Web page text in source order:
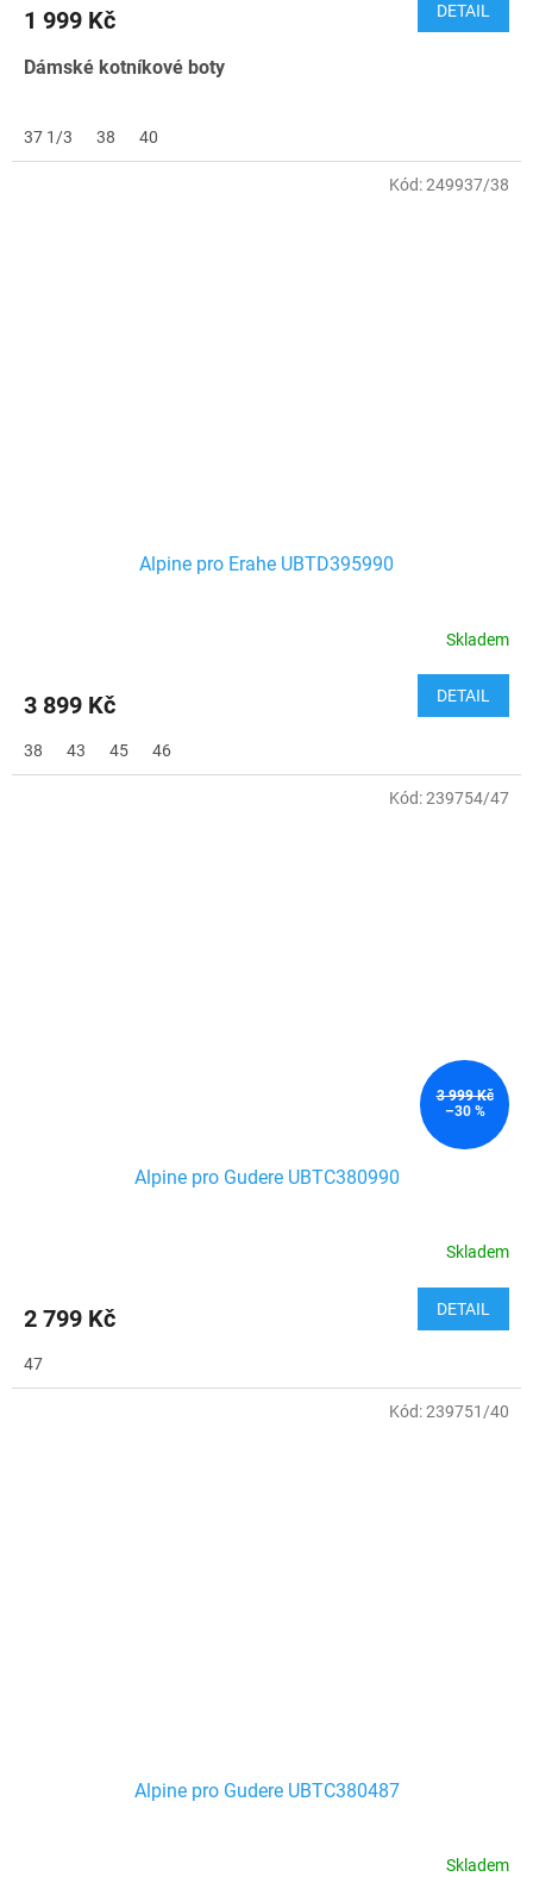
1 999 Kč DETAIL
Dámské kotníkové boty
37 1/3 38 40
Alpine pro Erahe UBTD395990
Skladem
3 899 Kč DETAIL
38 43 45 46
Kód:249937/38
3 999 Kč
–30 %
Alpine pro Gudere UBTC380990
Skladem
2 799 Kč DETAIL
47
Kód:239754/47
Alpine pro Gudere UBTC380487
Skladem
Kód:239751/40